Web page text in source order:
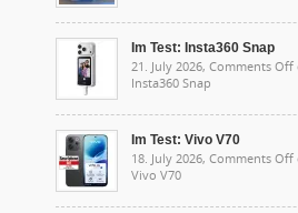
Im Test: Insta360 Snap
21. July 2026, Comments Off
Insta360 Snap
Im Test: Vivo V70
18. July 2026, Comments Off
Vivo V70